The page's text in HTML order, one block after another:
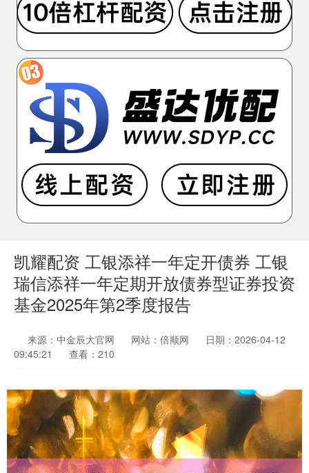
凯耀配资 工银添祥一年定开债券 工银
瑞信添祥一年定期开放债券型证券投资
基金2025年第2季度报告
来源：中金辰大官网 网站：倍顺网
日期：2026-04-12
09:45:21
查看：210